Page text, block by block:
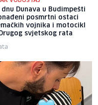
dnu Dunava u Budimpešti
posmrtni ostaci
vojnika i motocikl
svjetskog rata